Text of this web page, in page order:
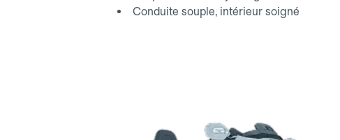
Conduite souple, intérieur soigné